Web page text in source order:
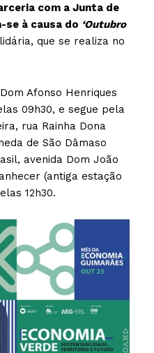
com a Junta de
se à causa do ‘Outubro
que se realiza no
Afonso Henriques
09h30, e segue pela
rua Rainha Dona
de São Dâmaso
avenida Dom João
(antiga estação
12h30.